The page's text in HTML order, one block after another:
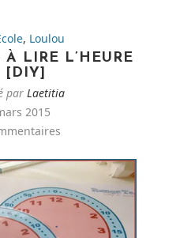
, Loulou
À LIRE L’HEURE
[DIY]
par Laetitia
2015